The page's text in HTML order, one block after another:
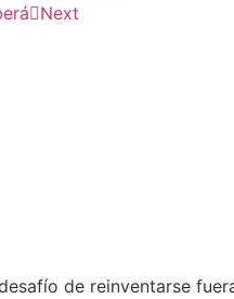
Next
de reinventarse